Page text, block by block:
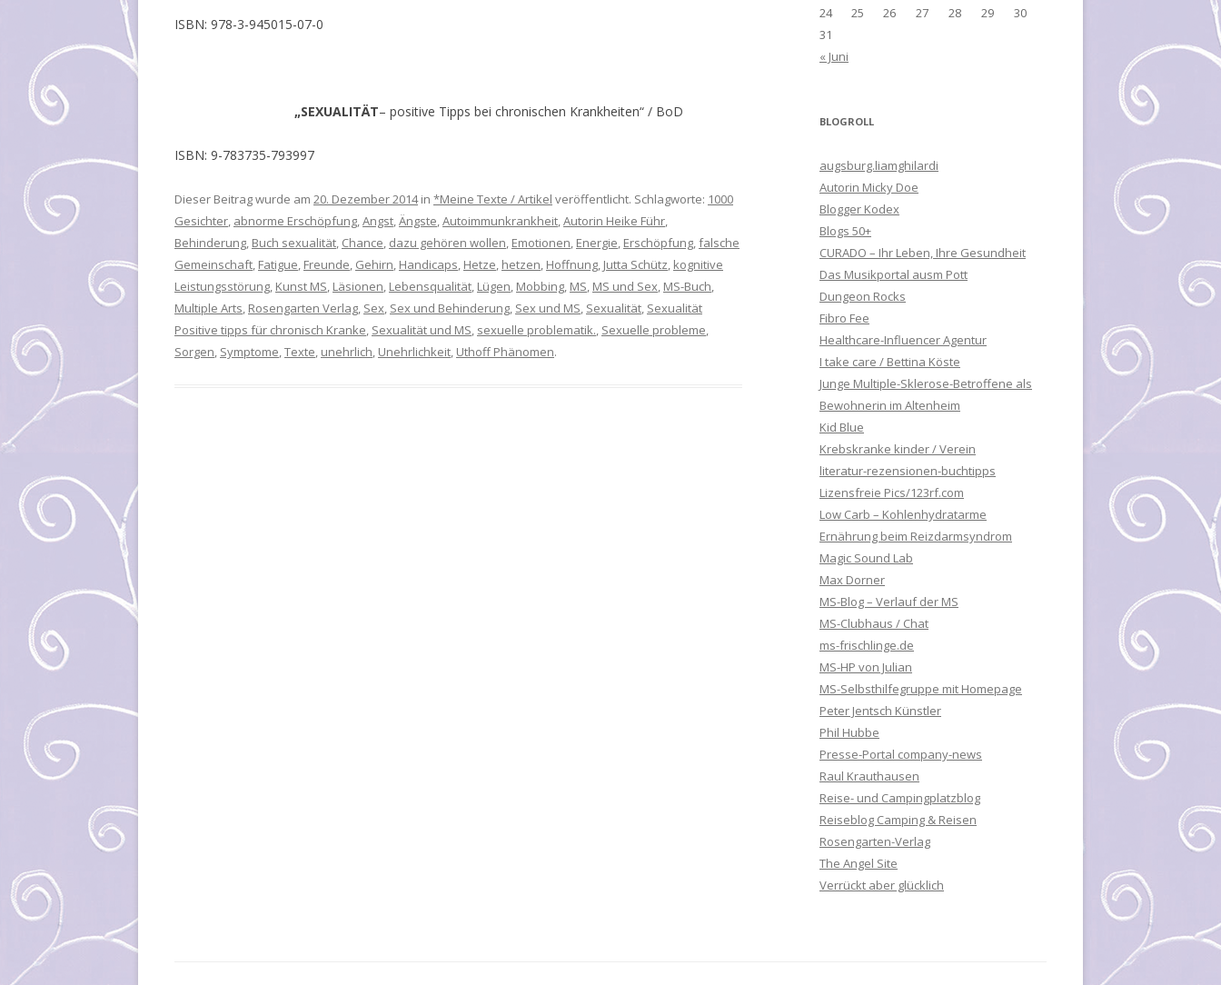
ISBN: 978-3-945015-07-0
„SEXUALITÄT– positive Tipps bei chronischen Krankheiten“ / BoD
ISBN: 9-783735-793997
Dieser Beitrag wurde am 20. Dezember 2014in *Meine Texte / Artikel veröffentlicht. Schlagworte: 1000
Gesichter, abnorme Erschöpfung,Angst,Ängste,Autoimmunkrankheit,Autorin Heike Führ,
Behinderung, Buch sexualität, Chance, dazu gehören wollen, Emotionen, Energie, Erschöpfung,falsche
Gemeinschaft, Fatigue, Freunde, Gehirn, Handicaps, Hetze, hetzen, Hoffnung, Jutta Schütz, kognitive
Leistungsstörung, Kunst MS, Läsionen, Lebensqualität, Lügen, Mobbing, MS, MS und Sex, MS-Buch,
Multiple Arts, Rosengarten Verlag, Sex, Sex und Behinderung, Sex und MS, Sexualität, Sexualität
Positive tipps für chronisch Kranke, Sexualität und MS, sexuelle problematik., Sexuelle probleme,
Sorgen, Symptome,Texte, unehrlich, Unehrlichkeit, Uthoff Phänomen.
24
25 26 27 28 29
30
31
« Juni
BLOGROLL
augsburg.liamghilardi
Autorin Micky Doe
Blogger Kodex
Blogs 50+
CURADO – Ihr Leben, Ihre Gesundheit
Das Musikportal ausm Pott
Dungeon Rocks
Fibro Fee
Healthcare-Influencer Agentur
I take care / Bettina Köste
Junge Multiple-Sklerose-Betroffene als
Bewohnerin im Altenheim
Kid Blue
Krebskranke kinder / Verein
literatur-rezensionen-buchtipps
Lizensfreie Pics/123rf.com
Low Carb – Kohlenhydratarme
Ernährung beim Reizdarmsyndrom
Magic Sound Lab
Max Dorner
MS-Blog – Verlauf der MS
MS-Clubhaus / Chat
ms-frischlinge.de
MS-HP von Julian
MS-Selbsthilfegruppe mit Homepage
Peter Jentsch Künstler
Phil Hubbe
Presse-Portal company-news
Raul Krauthausen
Reise- und Campingplatzblog
Reiseblog Camping & Reisen
Rosengarten-Verlag
The Angel Site
Verrückt aber glücklich